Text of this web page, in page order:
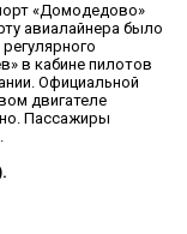
«Домодедово»
авиалайнера было
в кабине пилотов
Официальной
двигателе
Пассажиры